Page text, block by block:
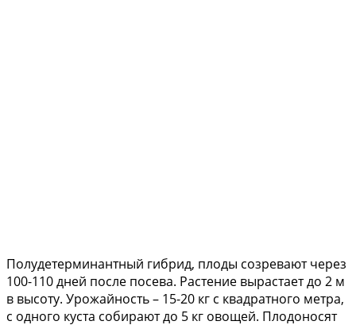
Полудетерминантный гибрид, плоды созревают через
100-110 дней после посева. Растение вырастает до 2 м
в высоту. Урожайность – 15-20 кг с квадратного метра,
с одного куста собирают до 5 кг овощей. Плодоносят